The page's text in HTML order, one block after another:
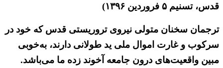
قدس، تسنیم ۵ فروردین ۱۳۹۶)
ترجمان سخنان متولی نیروی تروریستی قدس که خود در
سرکوب و غارت اموال ملی ید طولانی دارند، به‌خوبی
مبین واقعیت‌های درون جامعه آخوند زده ما می‌باشد.